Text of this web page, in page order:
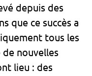
depuis des
que ce succès a
tous les
nouvelles
lieu : des